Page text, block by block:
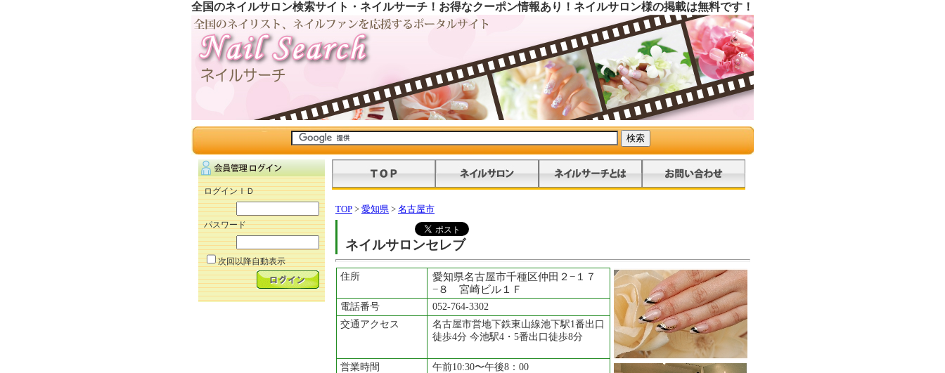
全国のネイルサロン検索サイト・ネイルサーチ！お得なクーポン情報あり！ネイルサロン様の掲載は無料です！
ログインＩＤ
パスワード
次回以降自動表示
TOP > 愛知県 > 名古屋市
ネイルサロンセレブ
住所
愛知県名古屋市千種区仲田２−１７
−８ 宮崎ビル１Ｆ
電話番号
052-764-3302
交通アクセス
名古屋市営地下鉄東山線池下駅1番出口
徒歩4分 今池駅4・5番出口徒歩8分
営業時間
午前10:30〜午後8：00